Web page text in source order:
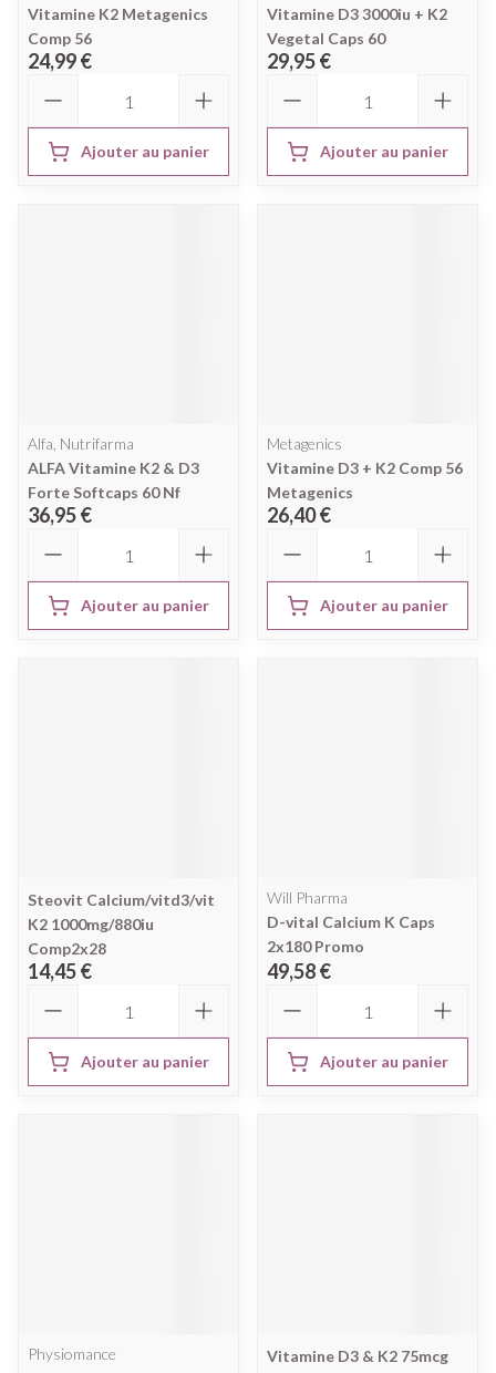
Vitamine K2 Metagenics
Comp 56
24,99 €
Ajouter au panier
Vitamine D3 3000iu + K2
Vegetal Caps 60
29,95 €
Ajouter au panier
Alfa, Nutrifarma
ALFA Vitamine K2 & D3
Forte Softcaps 60 Nf
36,95 €
Ajouter au panier
Metagenics
Vitamine D3 + K2 Comp 56
Metagenics
26,40 €
Ajouter au panier
Steovit Calcium/vitd3/vit
K2 1000mg/880iu
Comp2x28
14,45 €
Ajouter au panier
Will Pharma
D-vital Calcium K Caps
2x180 Promo
49,58 €
Ajouter au panier
Physiomance
Vitamine D3 & K2 75mcg